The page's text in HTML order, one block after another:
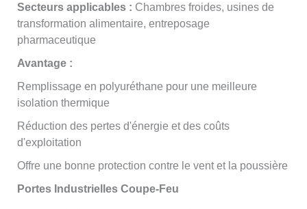
Secteurs applicables : Chambres froides, usines de
transformation alimentaire, entreposage
pharmaceutique
Avantage :
Remplissage en polyuréthane pour une meilleure
isolation thermique
Réduction des pertes d'énergie et des coûts
d'exploitation
Offre une bonne protection contre le vent et la poussière
Portes Industrielles Coupe-Feu